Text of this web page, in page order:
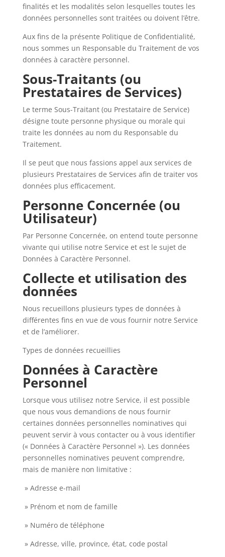
finalités et les modalités selon lesquelles toutes les
données personnelles sont traitées ou doivent l’être.
Aux fins de la présente Politique de Confidentialité,
nous sommes un Responsable du Traitement de vos
données à caractère personnel.
Sous-Traitants (ou
Prestataires de Services)
Le terme Sous-Traitant (ou Prestataire de Service)
désigne toute personne physique ou morale qui
traite les données au nom du Responsable du
Traitement.
Il se peut que nous fassions appel aux services de
plusieurs Prestataires de Services afin de traiter vos
données plus efficacement.
Personne Concernée (ou
Utilisateur)
Par Personne Concernée, on entend toute personne
vivante qui utilise notre Service et est le sujet de
Données à Caractère Personnel.
Collecte et utilisation des
données
Nous recueillons plusieurs types de données à
différentes fins en vue de vous fournir notre Service
et de l’améliorer.
Types de données recueillies
Données à Caractère
Personnel
Lorsque vous utilisez notre Service, il est possible
que nous vous demandions de nous fournir
certaines données personnelles nominatives qui
peuvent servir à vous contacter ou à vous identifier
(« Données à Caractère Personnel »). Les données
personnelles nominatives peuvent comprendre,
mais de manière non limitative :
» Adresse e-mail
» Prénom et nom de famille
» Numéro de téléphone
» Adresse, ville, province, état, code postal